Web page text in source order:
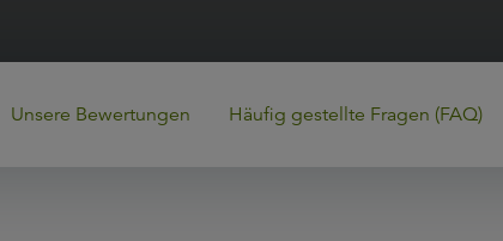
Unsere Bewertungen Häufig gestellte Fragen (FAQ)